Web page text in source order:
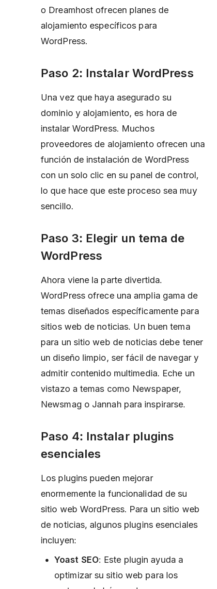
o Dreamhost ofrecen planes de
alojamiento específicos para
WordPress.
Paso 2: Instalar WordPress
Una vez que haya asegurado su
dominio y alojamiento, es hora de
instalar WordPress. Muchos
proveedores de alojamiento ofrecen una
función de instalación de WordPress
con un solo clic en su panel de control,
lo que hace que este proceso sea muy
sencillo.
Paso 3: Elegir un tema de
WordPress
Ahora viene la parte divertida.
WordPress ofrece una amplia gama de
temas diseñados específicamente para
sitios web de noticias. Un buen tema
para un sitio web de noticias debe tener
un diseño limpio, ser fácil de navegar y
admitir contenido multimedia. Eche un
vistazo a temas como Newspaper,
Newsmag o Jannah para inspirarse.
Paso 4: Instalar plugins
esenciales
Los plugins pueden mejorar
enormemente la funcionalidad de su
sitio web WordPress. Para un sitio web
de noticias, algunos plugins esenciales
incluyen:
Yoast SEO: Este plugin ayuda a
optimizar su sitio web para los